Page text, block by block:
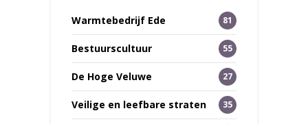
Warmtebedrijf Ede 81
Bestuurscultuur 55
De Hoge Veluwe 27
Veilige en leefbare straten 35